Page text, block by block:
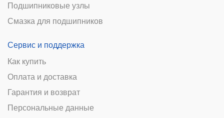
Подшипниковые узлы
Смазка для подшипников
Сервис и поддержка
Как купить
Оплата и доставка
Гарантия и возврат
Персональные данные